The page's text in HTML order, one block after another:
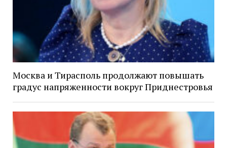
Москва и Тирасполь продолжают повышать
градус напряженности вокруг Приднестровья